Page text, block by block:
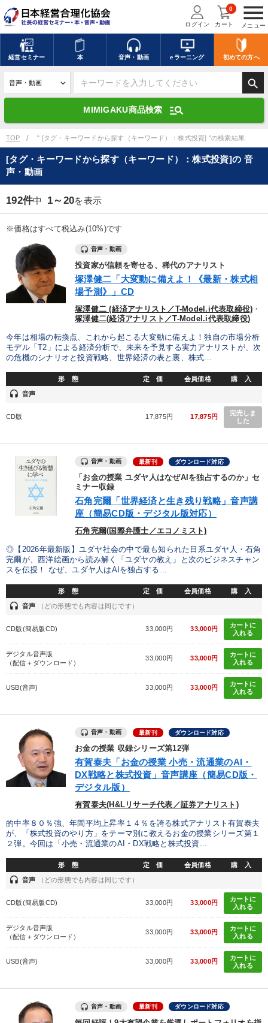
menu
メニュー
ログイン カート
0
経営セミナー 本 音声・動画 eラーニング 初めての方へ
search
MIMIGAKU商品検索 manage_search
キーワードを入力して探す
デジタル版対応のみ検索結果に表示する
search 上記の条件で検索
mic 講演収録物を探す
全国経営者セミナー講演収録物（全1315タイトル）からお探しいただけ
ます
優秀各社の智恵と戦略 事業家のロマンと経営
若手異才経営者の発想
テーマ
最新技術・トレンド
後継社長・アトツギ マーケティング 数字・税務・決算書
業種
卸売・小売・飲食業 建設・不動産業
IT・サービス・金融業 コンサルタント 専門家
全国経営者セミナー収録物以外の経営教材（全762タイトル）からお探
しいただけます
カテゴリー
歴史・古典に学ぶ実務講話 大竹愼一書籍
オーナー社長の「現場力の経営」＋現場の「儲ける力」をさらに
高める教材２選
全国経営者セミナー収録〈売れ筋・人気ランキング〉＆新刊・好
【最新刊】時代を超える経営150の言葉＋社長のスピーチ・話材
集２タイトル
経営戦略・経営実務 社員が自律的に動き出す組織づくり
2026年春季全国経営者セミナー収録講演ＣＤ・講演ＤＶＤ・デジ
タル版（音声／動画ストリーミング・ダウンロード）
TOP " [タグ・キーワードから探す（キーワード）：株式投資] "の検索結果
[タグ・キーワードから探す（キーワード）：株式投資]の 音
声・動画
192件中 1～20を表示
※価格はすべて税込み(10%)です
音声・動画
投資家が信頼を寄せる、稀代のアナリスト
塚澤健二「大変動に備えよ！《最新・株式相
場予測》」CD
塚澤健二 (経済アナリスト／T-Model.i代表取締役) ・
塚澤健二(経済アナリスト／T-Model.i代表取締役)
今年は相場の転換点、これから起こる大変動に備えよ！独自の市場分析
モデル「T2」による経済分析で、未来を予見する実力アナリストが、次
の危機のシナリオと投資戦略、世界経済の表と裏、株式...
形 態 定 価 会員価格 購 入
headset 音声
CD版 17,875円 17,875円
完売しま
した
音声・動画 最新刊 ダウンロード対応
「お金の授業 ユダヤ人はなぜAIを独占するのか」セ
ミナー収録
石角完爾「世界経済と生き残り戦略」音声講
座（簡易CD版・デジタル版対応）
石角完爾(国際弁護士／エコノミスト)
◎【2026年最新版】ユダヤ社会の中で最も知られた日系ユダヤ人・石角
完爾が、西洋絵画から読み解く「ユダヤの教え」と次のビジネスチャン
スを伝授！ なぜ、ユダヤ人はAIを独占する...
形 態 定 価 会員価格 購 入
headset 音声 （どの形態でも内容は同じです）
CD版(簡易版CD) 33,000円 33,000円
カートに
入れる
デジタル音声版
（配信＋ダウンロード）
33,000円 33,000円
カートに
入れる
USB(音声) 33,000円 33,000円
カートに
入れる
音声・動画 最新刊 ダウンロード対応
お金の授業 収録シリーズ第12弾
有賀泰夫「お金の授業 小売・流通業のAI・
DX戦略と株式投資」音声講座（簡易CD版・
デジタル版）
有賀泰夫(H&Lリサーチ代表／証券アナリスト)
的中率８０％強、年間平均上昇率１４％を誇る株式アナリスト有賀泰夫
が、「株式投資のやり方」をテーマ別に教えるお金の授業シリーズ第１
２弾。今回は「小売・流通業のAI・DX戦略と株式投資...
形 態 定 価 会員価格 購 入
headset 音声 （どの形態でも内容は同じです）
CD版(簡易版CD) 33,000円 33,000円
カートに
入れる
デジタル音声版
（配信＋ダウンロード）
33,000円 33,000円
カートに
入れる
USB(音声) 33,000円 33,000円
カートに
入れる
音声・動画 最新刊 ダウンロード対応